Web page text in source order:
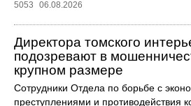
5053
06.08.2026
Директора томского
подозревают в
крупном размере
Сотрудники Отдела по борьбе с
преступлениями и противодействия